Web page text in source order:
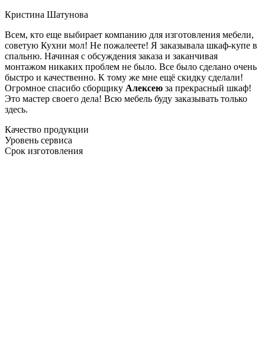
Кристина Шатунова
Всем, кто еще выбирает компанию для изготовления мебели,
советую Кухни мол! Не пожалеете! Я заказывала шкаф-купе в
спальню. Начиная с обсуждения заказа и заканчивая
монтажом никаких проблем не было. Все было сделано очень
быстро и качественно. К тому же мне ещё скидку сделали!
Огромное спасибо сборщику Алексею за прекрасный шкаф!
Это мастер своего дела! Всю мебель буду заказывать только
здесь.
Качество продукции
Уровень сервиса
Срок изготовления